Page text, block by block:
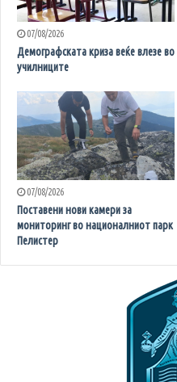
07/08/2026
Демографската криза веќе влезе во
училниците
07/08/2026
Поставени нови камери за
мониторинг во националниот парк
Пелистер